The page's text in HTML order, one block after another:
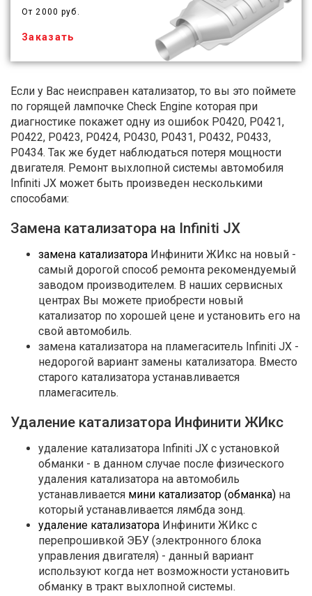
От 2000 руб.
Заказать
Если у Вас неисправен катализатор, то вы это поймете
по горящей лампочке Check Engine которая при
диагностике покажет одну из ошибок P0420, P0421,
P0422, P0423, P0424, P0430, P0431, P0432, P0433,
P0434. Так же будет наблюдаться потеря мощности
двигателя. Ремонт выхлопной системы автомобиля
Infiniti JX может быть произведен несколькими
способами:
Замена катализатора на Infiniti JX
замена катализатора Инфинити ЖИкс на новый -
самый дорогой способ ремонта рекомендуемый
заводом производителем. В наших сервисных
центрах Вы можете приобрести новый
катализатор по хорошей цене и установить его на
свой автомобиль.
замена катализатора на пламегаситель Infiniti JX -
недорогой вариант замены катализатора. Вместо
старого катализатора устанавливается
пламегаситель.
Удаление катализатора Инфинити ЖИкс
удаление катализатора Infiniti JX с установкой
обманки - в данном случае после физического
удаления катализатора на автомобиль
устанавливается мини катализатор (обманка) на
который устанавливается лямбда зонд.
удаление катализатора Инфинити ЖИкс с
перепрошивкой ЭБУ (электронного блока
управления двигателя) - данный вариант
используют когда нет возможности установить
обманку в тракт выхлопной системы.